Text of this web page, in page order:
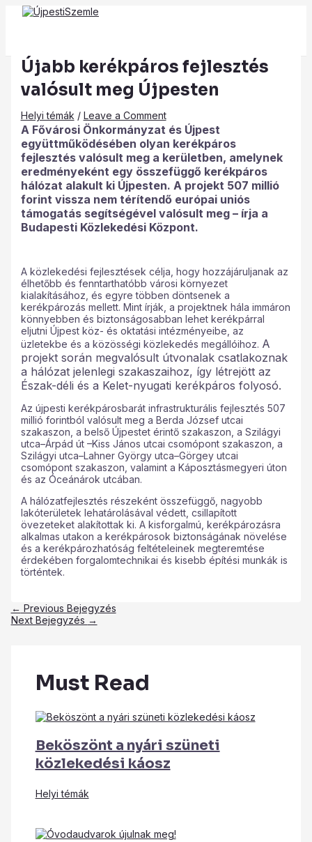
Skip
Main
Menu
Újabb kerékpáros fejlesztés
valósult meg Újpesten
Helyi témák / Leave a Comment
A Fővárosi Önkormányzat és Újpest
együttműködésében olyan kerékpáros
fejlesztés valósult meg a kerületben, amelynek
eredményeként egy összefüggő kerékpáros
hálózat alakult ki Újpesten. A projekt 507 millió
forint vissza nem térítendő európai uniós
támogatás segítségével valósult meg – írja a
Budapesti Közlekedési Központ.
A közlekedési fejlesztések célja, hogy hozzájáruljanak az
élhetőbb és fenntarthatóbb városi környezet
kialakításához, és egyre többen döntsenek a
kerékpározás mellett. Mint írják, a projektnek hála immáron
könnyebben és biztonságosabban lehet kerékpárral
eljutni Újpest köz- és oktatási intézményeibe, az
üzletekbe és a közösségi közlekedés megállóihoz. A
projekt során megvalósult útvonalak csatlakoznak
a hálózat jelenlegi szakaszaihoz, így létrejött az
Észak-déli és a Kelet-nyugati kerékpáros folyosó.
Az újpesti kerékpárosbarát infrastrukturális fejlesztés 507
millió forintból valósult meg a Berda József utcai
szakaszon, a belső Újpestet érintő szakaszon, a Szilágyi
utca–Árpád út –Kiss János utcai csomópont szakaszon, a
Szilágyi utca–Lahner György utca–Görgey utcai
csomópont szakaszon, valamint a Káposztásmegyeri úton
és az Óceánárok utcában.
A hálózatfejlesztés részeként összefüggő, nagyobb
lakóterületek lehatárolásával védett, csillapított
övezeteket alakítottak ki. A kisforgalmú, kerékpározásra
alkalmas utakon a kerékpárosok biztonságának növelése
és a kerékpározhatóság feltételeinek megteremtése
érdekében forgalomtechnikai és kisebb építési munkák is
történtek.
Post
navigation
← Previous Bejegyzés
Next Bejegyzés →
Must Read
Beköszönt a nyári szüneti
közlekedési káosz
Helyi témák
Type
here..
Name*
Email*
Website